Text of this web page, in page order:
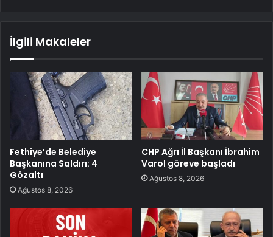
İlgili Makaleler
Fethiye’de Belediye
Başkanına Saldırı: 4
Gözaltı
Ağustos 8, 2026
CHP Ağrı İl Başkanı İbrahim
Varol göreve başladı
Ağustos 8, 2026